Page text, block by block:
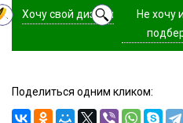
Хочу свой дизайн
Не хочу
Поделиться одним кликом: